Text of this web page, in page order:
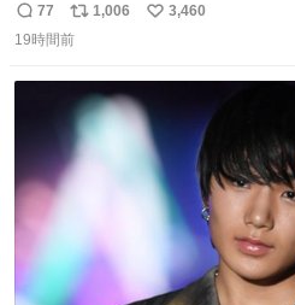
返
信
77
リ
ポ
ト
数
1,006
い
3,460
19時間前